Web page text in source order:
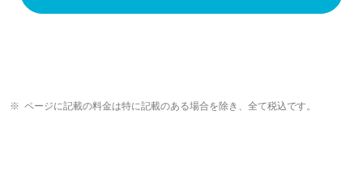
ページに記載の料金は特に記載のある場合を除き、全て税込です。